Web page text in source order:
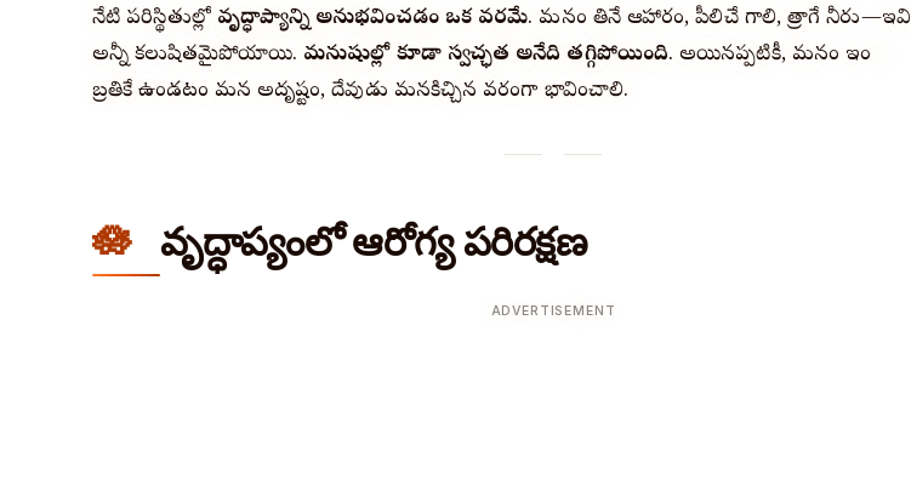
నేటి పరిస్థితుల్లో వృద్ధాప్యాన్ని అనుభవించడం ఒక వరమే. మనం తినే ఆహారం, పీలిచే గాలి, త్రాగే నీరు—ఇవి
అన్నీ కలుషితమైపోయాయి. మనుషుల్లో కూడా స్వచ్ఛత అనేది తగ్గిపోయింది. అయినప్పటికీ, మనం ఇంకా
బ్రతికే ఉండటం మన అదృష్టం, దేవుడు మనకిచ్చిన వరంగా భావించాలి.
వృద్ధాప్యంలో ఆరోగ్య పరిరక్షణ
ADVERTISEMENT